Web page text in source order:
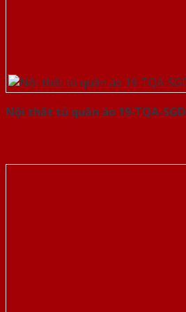
Nội thất tủ quần áo 19-TQA-SGD